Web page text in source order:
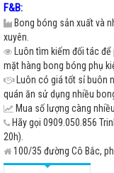
F&B:
Bong bóng sản xuất và
xuyên.
Luôn tìm kiếm đối tác
mặt hàng bong bóng phụ
Luôn có giá tốt sỉ buôn
quán ăn sử dụng nhiều
Mua số lượng càng
Hãy gọi 0909.050.856
20h).
100/35 đường Cô Bắc,